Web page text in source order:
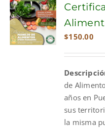
ADD TO
CART
$150.00
de
años en
sus
la misma